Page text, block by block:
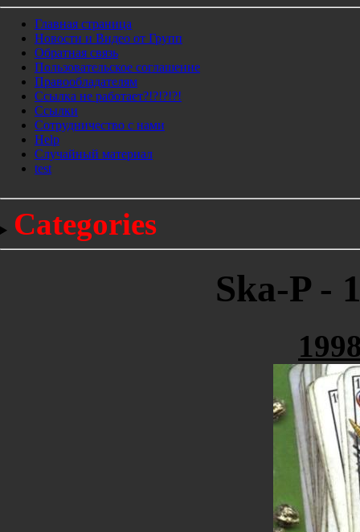
Главная страница
Новости и Видео от Групп
Обратная связь
Пользовательское соглашение
Правообладателям
Ссылка не работает?!?!?!?!
Ссылки
Сотрудничество с нами
Help
Cлучайный материал
test
Categories
Ska-P -